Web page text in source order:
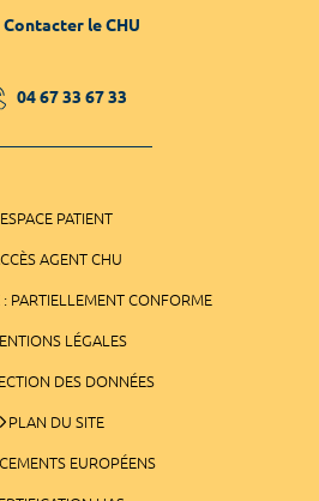
Contacter le CHU
04 67 33 67 33
ESPACE PATIENT
AGENT CHU
: PARTIELLEMENT CONFORME
LÉGALES
DES DONNÉES
PLAN DU SITE
EUROPÉENS